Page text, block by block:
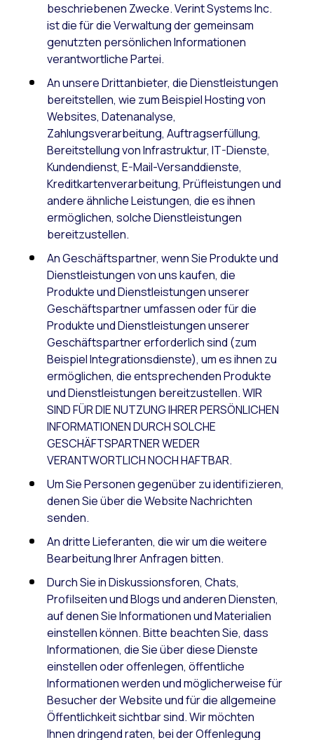
beschriebenen Zwecke. Verint Systems Inc.
ist die für die Verwaltung der gemeinsam
genutzten persönlichen Informationen
verantwortliche Partei.
An unsere Drittanbieter, die Dienstleistungen
bereitstellen, wie zum Beispiel Hosting von
Websites, Datenanalyse,
Zahlungsverarbeitung, Auftragserfüllung,
Bereitstellung von Infrastruktur, IT-Dienste,
Kundendienst, E-Mail-Versanddienste,
Kreditkartenverarbeitung, Prüfleistungen und
andere ähnliche Leistungen, die es ihnen
ermöglichen, solche Dienstleistungen
bereitzustellen.
An Geschäftspartner, wenn Sie Produkte und
Dienstleistungen von uns kaufen, die
Produkte und Dienstleistungen unserer
Geschäftspartner umfassen oder für die
Produkte und Dienstleistungen unserer
Geschäftspartner erforderlich sind (zum
Beispiel Integrationsdienste), um es ihnen zu
ermöglichen, die entsprechenden Produkte
und Dienstleistungen bereitzustellen. WIR
SIND FÜR DIE NUTZUNG IHRER PERSÖNLICHEN
INFORMATIONEN DURCH SOLCHE
GESCHÄFTSPARTNER WEDER
VERANTWORTLICH NOCH HAFTBAR.
Um Sie Personen gegenüber zu identifizieren,
denen Sie über die Website Nachrichten
senden.
An dritte Lieferanten, die wir um die weitere
Bearbeitung Ihrer Anfragen bitten.
Durch Sie in Diskussionsforen, Chats,
Profilseiten und Blogs und anderen Diensten,
auf denen Sie Informationen und Materialien
einstellen können. Bitte beachten Sie, dass
Informationen, die Sie über diese Dienste
einstellen oder offenlegen, öffentliche
Informationen werden und möglicherweise für
Besucher der Website und für die allgemeine
Öffentlichkeit sichtbar sind. Wir möchten
Ihnen dringend raten, bei der Offenlegung